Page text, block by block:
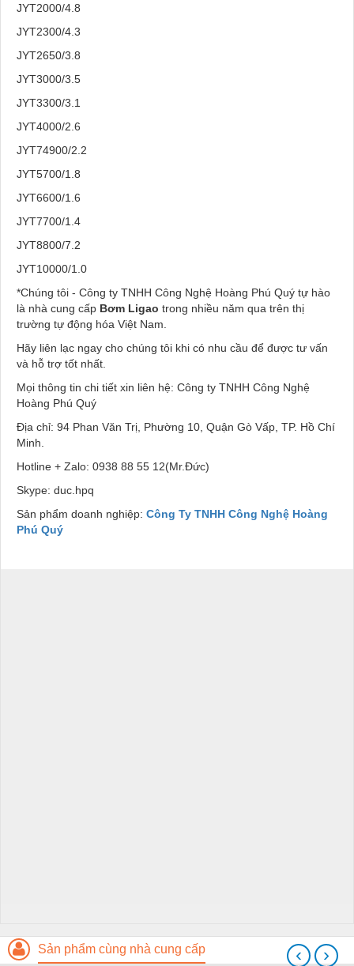
JYT2000/4.8
JYT2300/4.3
JYT2650/3.8
JYT3000/3.5
JYT3300/3.1
JYT4000/2.6
JYT74900/2.2
JYT5700/1.8
JYT6600/1.6
JYT7700/1.4
JYT8800/7.2
JYT10000/1.0
*Chúng tôi - Công ty TNHH Công Nghệ Hoàng Phú Quý tự hào
là nhà cung cấp Bơm Ligao trong nhiều năm qua trên thị
trường tự động hóa Việt Nam.
Hãy liên lạc ngay cho chúng tôi khi có nhu cầu để được tư vấn
và hỗ trợ tốt nhất.
Mọi thông tin chi tiết xin liên hệ: Công ty TNHH Công Nghệ
Hoàng Phú Quý
Địa chỉ: 94 Phan Văn Trị, Phường 10, Quận Gò Vấp, TP. Hồ Chí
Minh.
Hotline + Zalo: 0938 88 55 12(Mr.Đức)
Skype: duc.hpq
Sản phẩm doanh nghiệp: Công Ty TNHH Công Nghệ Hoàng
Phú Quý
Sản phẩm cùng nhà cung cấp ‹ ›